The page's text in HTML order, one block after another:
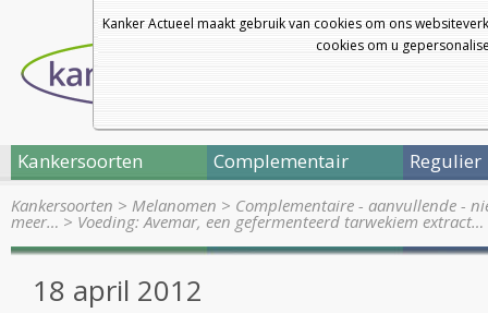
Kanker Actueel maakt gebruik van cookies om ons
cookies om u
Kankersoorten Complementair Regulier
Kankersoorten > Melanomen > Complementaire - aanvullende -
meer… > Voeding: Avemar, een gefermenteerd tarwekiem extract…
18 april 2012